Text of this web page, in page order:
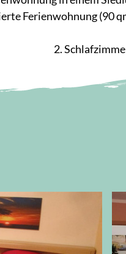
Ferienwohnung (90
2.